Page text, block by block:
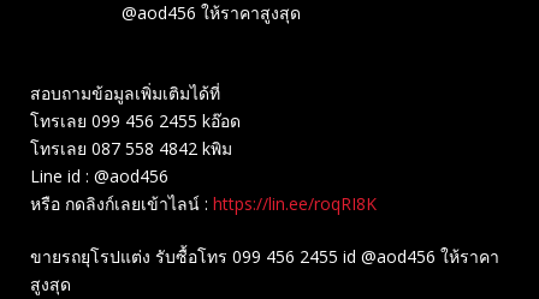
@aod456 ให้ราคาสูงสุด
สอบถามข้อมูลเพิ่มเติมได้ที่
โทรเลย 099 456 2455 kอ๊อด
โทรเลย 087 558 4842 kพิม
Line id : @aod456
หรือ กดลิงก์เลยเข้าไลน์ : https://lin.ee/roqRI8K
ขายรถยุโรปแต่ง รับซื้อโทร 099 456 2455 id @aod456 ให้ราคา
สูงสุด